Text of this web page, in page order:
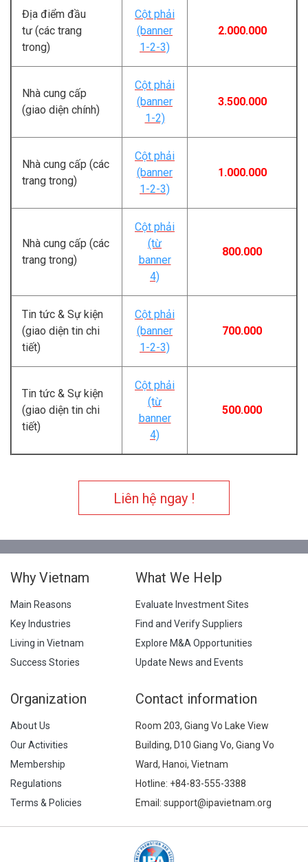
Địa điểm đầu
tư (các trang
trong)
Cột phải
(banner
1-2-3)
2.000.000
Nhà cung cấp
(giao diện chính)
Cột phải
(banner
1-2)
3.500.000
Nhà cung cấp (các
trang trong)
Cột phải
(banner
1-2-3)
1.000.000
Nhà cung cấp (các
trang trong)
Cột phải
(từ
banner
4)
800.000
Tin tức & Sự kiện
(giao diện tin chi
tiết)
Cột phải
(banner
1-2-3)
700.000
Tin tức & Sự kiện
(giao diện tin chi
tiết)
Cột phải
(từ
banner
4)
500.000
Liên hệ ngay !
Why Vietnam
Main Reasons
Key Industries
Living in Vietnam
Success Stories
What We Help
Evaluate Investment Sites
Find and Verify Suppliers
Explore M&A Opportunities
Update News and Events
Organization
About Us
Our Activities
Membership
Regulations
Terms & Policies
Contact information
Room 203, Giang Vo Lake View
Building, D10 Giang Vo, Giang Vo
Ward, Hanoi, Vietnam
Hotline: +84-83-555-3388
Email: support@ipavietnam.org